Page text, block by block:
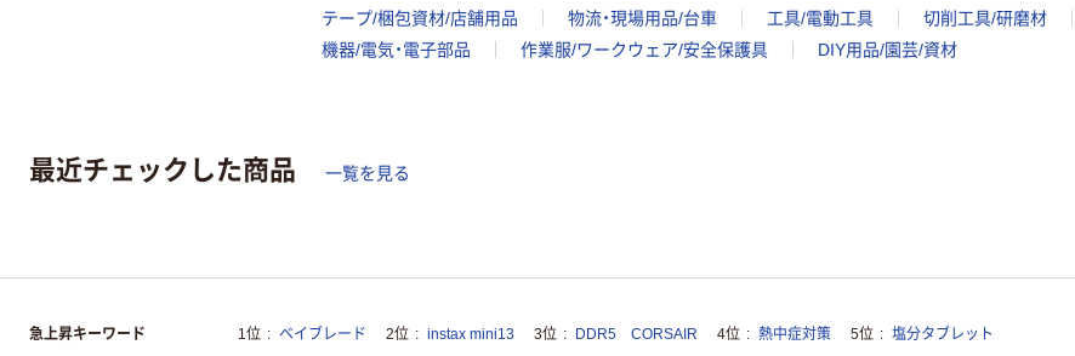
テープ/梱包資材/店舗用品 物流・現場用品/台車 工具/電動工具 切削工具/研磨材
機器/電気・電子部品
作業服/ワークウェア/安全保護具 DIY用品/園芸/資材
最近チェックした商品 一覧を見る
急上昇キーワード 1位 ベイブレード 2位 instax mini13 3位 DDR5 CORSAIR 4位 熱中症対策 5位 塩分タブレット